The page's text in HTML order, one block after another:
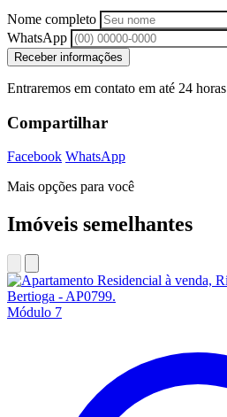
Nome completo
WhatsApp
Receber informações
Entraremos em contato em até 24 horas
Compartilhar
Facebook WhatsApp
Mais opções para você
Imóveis semelhantes
Módulo 7